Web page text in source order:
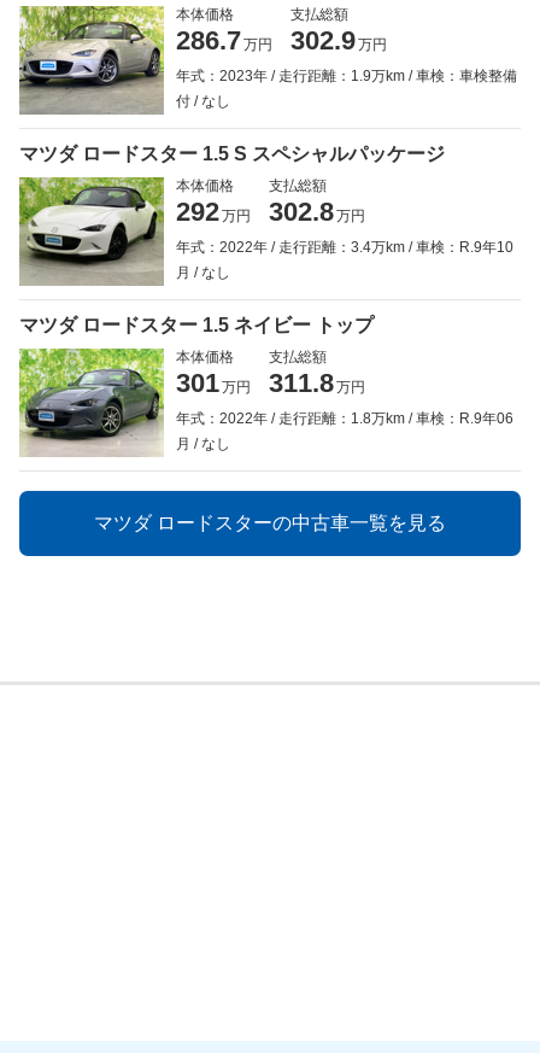
本体価格
286.7万円
支払総額
302.9万円
年式：2023年
走行距離：1.9万km
車検：車検整備
付
なし
マツダ ロードスター 1.5 S スペシャルパッケージ
本体価格
292万円
支払総額
302.8万円
年式：2022年
走行距離：3.4万km
車検：R.9年10
月
なし
マツダ ロードスター 1.5 ネイビー トップ
本体価格
301万円
支払総額
311.8万円
年式：2022年
走行距離：1.8万km
車検：R.9年06
月
なし
マツダ ロードスターの中古車一覧を見る